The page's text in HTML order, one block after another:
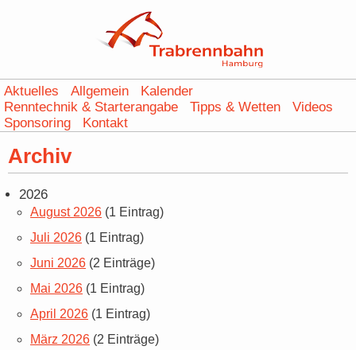
Aktuelles Allgemein
Kalender
Renntechnik & Starterangabe
Tipps & Wetten
Videos
Sponsoring
Kontakt
Archiv
2026
August 2026 (1 Eintrag)
Juli 2026 (1 Eintrag)
Juni 2026 (2 Einträge)
Mai 2026 (1 Eintrag)
April 2026 (1 Eintrag)
März 2026 (2 Einträge)